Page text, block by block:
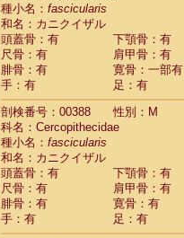
種小名： fascicularis
和名：カニクイザル
頭蓋骨：有
下顎骨：有
尺骨：有
肩甲骨：有
腓骨：有
寛骨：一部有
手：有
足：有
剖検番号：00388
性別：M
科名：Cercopithecidae
種小名： fascicularis
和名：カニクイザル
頭蓋骨：有
下顎骨：有
尺骨：有
肩甲骨：有
腓骨：有
寛骨：有
手：有
足：有